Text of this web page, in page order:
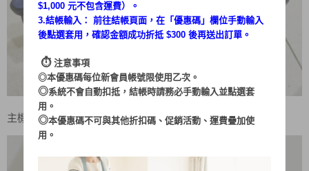
主機很小巧可愛
$1,000 元不包含運費）。
3.結帳輸入： 前往結帳頁面，在「 優惠碼 」欄位手動輸入
後點選套用，確認金額成功折抵 $300 後再送出訂單。
⏱︎ 注意事項
◎本優惠碼每位新會員帳號限使用乙次。
◎系統不會自動扣抵，結帳時請務必手動輸入並點選套
用。
◎本優惠碼不可與其他折扣碼、促銷活動、運費疊加使
用。